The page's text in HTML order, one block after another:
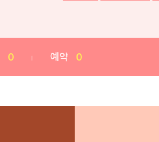
0 예약 0